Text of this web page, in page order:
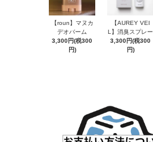
【roun】マヌカ
デオバーム
3,300円(税300
円)
【AUREY VEI
L】消臭スプレー
3,300円(税300
円)